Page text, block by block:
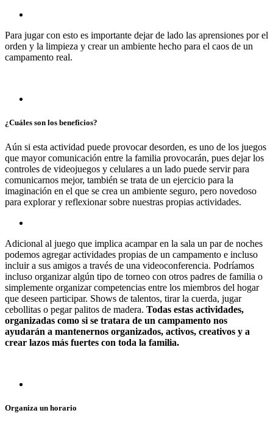
Para jugar con esto es importante dejar de lado las aprensiones por el
orden y la limpieza y crear un ambiente hecho para el caos de un
campamento real.
¿Cuáles son los beneficios?
Aún si esta actividad puede provocar desorden, es uno de los juegos
que mayor comunicación entre la familia provocarán, pues dejar los
controles de videojuegos y celulares a un lado puede servir para
comunicarnos mejor, también se trata de un ejercicio para la
imaginación en el que se crea un ambiente seguro, pero novedoso
para explorar y reflexionar sobre nuestras propias actividades.
Adicional al juego que implica acampar en la sala un par de noches
podemos agregar actividades propias de un campamento e incluso
incluir a sus amigos a través de una videoconferencia. Podríamos
incluso organizar algún tipo de torneo con otros padres de familia o
simplemente organizar competencias entre los miembros del hogar
que deseen participar. Shows de talentos, tirar la cuerda, jugar
cebollitas o pegar palitos de madera. Todas estas actividades,
organizadas como si se tratara de un campamento nos
ayudarán a mantenernos organizados, activos, creativos y a
crear lazos más fuertes con toda la familia.
Organiza un horario